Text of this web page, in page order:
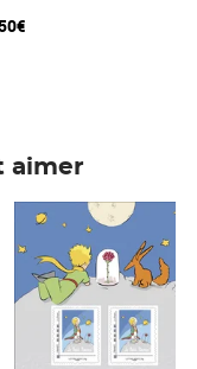
panier
aimer
7,50€